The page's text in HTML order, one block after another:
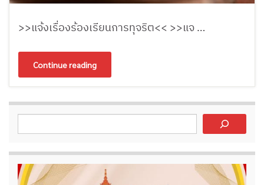
>>แจ้งเรื่องร้องเรียนการทุจริต<< >>แจ …
Continue reading